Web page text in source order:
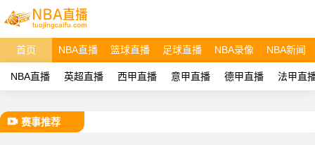
首页 NBA直播 篮球直播 足球直播 NBA录像 NBA新闻
NBA直播 英超直播 西甲直播 意甲直播 德甲直播 法甲直
赛事推荐